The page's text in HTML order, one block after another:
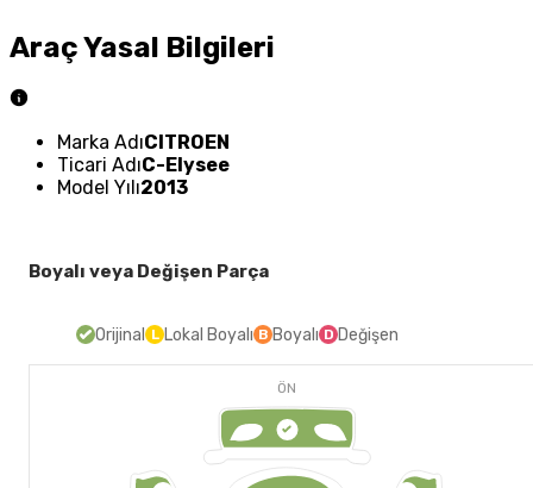
Araç Yasal Bilgileri
Marka AdıCITROEN
Ticari AdıC-Elysee
Model Yılı2013
Boyalı veya Değişen Parça
Orijinal L Lokal Boyalı B Boyalı D Değişen
ÖN